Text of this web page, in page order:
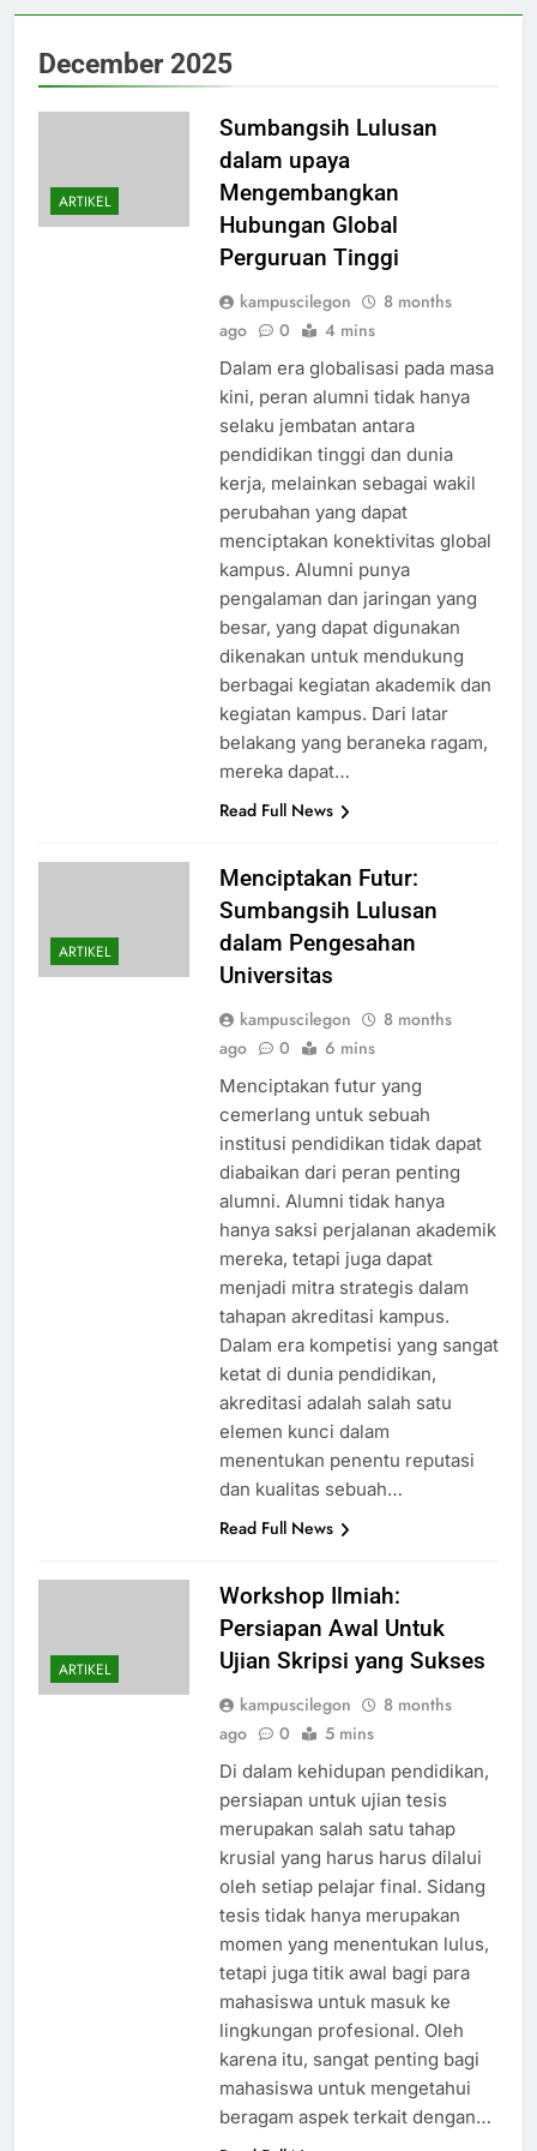
December 2025
ARTIKEL
Sumbangsih Lulusan
dalam upaya
Mengembangkan
Hubungan Global
Perguruan Tinggi
kampuscilegon
8 months
ago
0 4 mins
Dalam era globalisasi pada masa
kini, peran alumni tidak hanya
selaku jembatan antara
pendidikan tinggi dan dunia
kerja, melainkan sebagai wakil
perubahan yang dapat
menciptakan konektivitas global
kampus. Alumni punya
pengalaman dan jaringan yang
besar, yang dapat digunakan
dikenakan untuk mendukung
berbagai kegiatan akademik dan
kegiatan kampus. Dari latar
belakang yang beraneka ragam,
mereka dapat…
Read Full News
ARTIKEL
Menciptakan Futur:
Sumbangsih Lulusan
dalam Pengesahan
Universitas
kampuscilegon
8 months
ago
0 6 mins
Menciptakan futur yang
cemerlang untuk sebuah
institusi pendidikan tidak dapat
diabaikan dari peran penting
alumni. Alumni tidak hanya
hanya saksi perjalanan akademik
mereka, tetapi juga dapat
menjadi mitra strategis dalam
tahapan akreditasi kampus.
Dalam era kompetisi yang sangat
ketat di dunia pendidikan,
akreditasi adalah salah satu
elemen kunci dalam
menentukan penentu reputasi
dan kualitas sebuah…
Read Full News
ARTIKEL
Workshop Ilmiah:
Persiapan Awal Untuk
Ujian Skripsi yang Sukses
kampuscilegon
8 months
ago
0 5 mins
Di dalam kehidupan pendidikan,
persiapan untuk ujian tesis
merupakan salah satu tahap
krusial yang harus harus dilalui
oleh setiap pelajar final. Sidang
tesis tidak hanya merupakan
momen yang menentukan lulus,
tetapi juga titik awal bagi para
mahasiswa untuk masuk ke
lingkungan profesional. Oleh
karena itu, sangat penting bagi
mahasiswa untuk mengetahui
beragam aspek terkait dengan…